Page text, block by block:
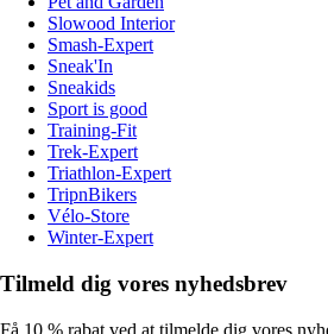
Slowood Interior
Smash-Expert
Sneak'In
Sneakids
Sport is good
Training-Fit
Trek-Expert
Triathlon-Expert
TripnBikers
Vélo-Store
Winter-Expert
Tilmeld dig vores nyhedsbrev
Få 10 % rabat ved at tilmelde dig vores